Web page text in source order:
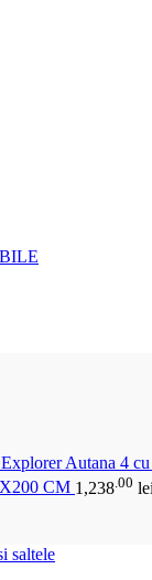
Autana 4
CM 1,238 .00
saltele